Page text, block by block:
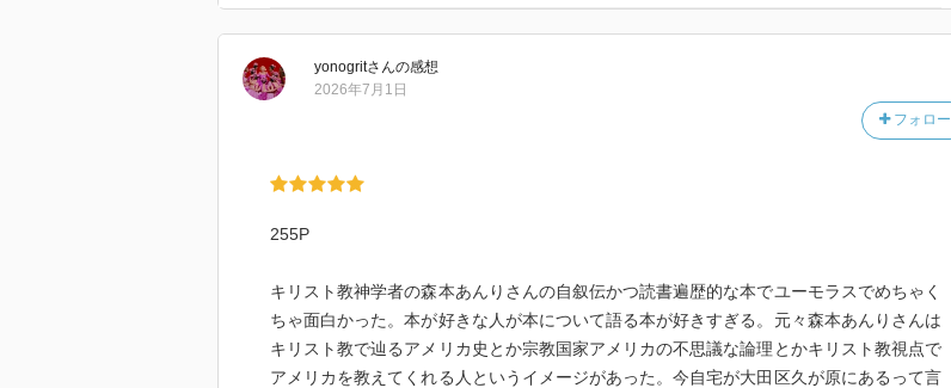
人間には決して理解することの出来ない神という存在を理解しようとする神学者達は当然
聖書を読破したキリスト教信者は全体の1割程度。
宗教も一緒、自分の宗教が一番！という感想は他人の宗教は二番！という結論には至り得
ない。
yonogritさんの感想
フォロー
2026年7月1日
255P
キリスト教神学者の森本あんりさんの自叙伝かつ読書遍歴的な本でユーモラスでめちゃく
ちゃ面白かった。本が好きな人が本について語る本が好きすぎる。元々森本あんりさんは
キリスト教で辿るアメリカ史とか宗教国家アメリカの不思議な論理とかキリスト教視点で
アメリカを教えてくれる人というイメージがあった。今自宅が大田区久が原にあるって言